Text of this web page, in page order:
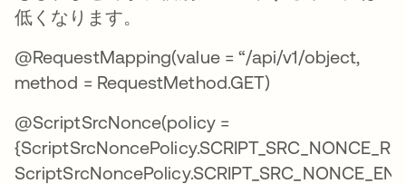
低くなります。
@RequestMapping(value = “/api/v1/object,
method = RequestMethod.GET)
@ScriptSrcNonce(policy =